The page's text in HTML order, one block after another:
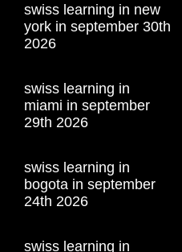
swiss learning in new
york in september 30th
2026
swiss learning in
miami in september
29th 2026
swiss learning in
bogota in september
24th 2026
swiss learning in